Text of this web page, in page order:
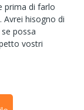
prima di farlo
Avrei hisogno di
possa
vostri